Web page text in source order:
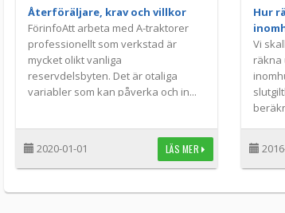
Återföräljare, krav och villkor
FörinfoAtt arbeta med A-traktorer
professionellt som verkstad är
mycket olikt vanliga
reservdelsbyten. Det är otaliga
variabler som kan påverka och in...
2020-01-01 LÄS MER
Hur
Vi
räkna